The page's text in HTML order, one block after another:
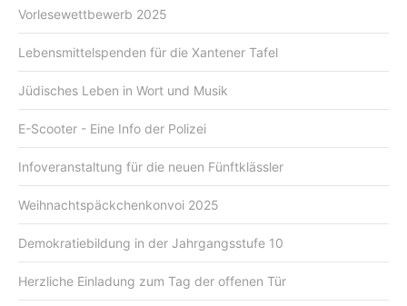
Vorlesewettbewerb 2025
Lebensmittelspenden für die Xantener Tafel
Jüdisches Leben in Wort und Musik
E-Scooter - Eine Info der Polizei
Infoveranstaltung für die neuen Fünftklässler
Weihnachtspäckchenkonvoi 2025
Demokratiebildung in der Jahrgangsstufe 10
Herzliche Einladung zum Tag der offenen Tür